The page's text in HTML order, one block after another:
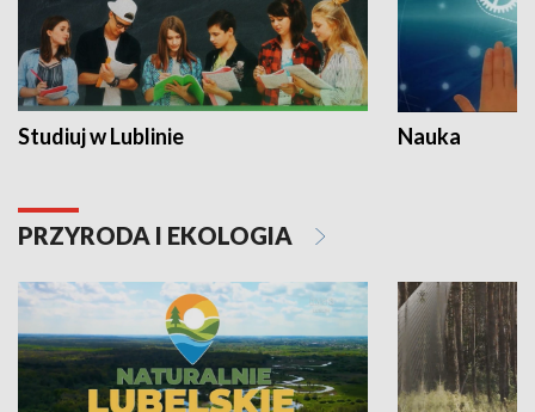
Studiuj w Lublinie Nauka
PRZYRODA I EKOLOGIA